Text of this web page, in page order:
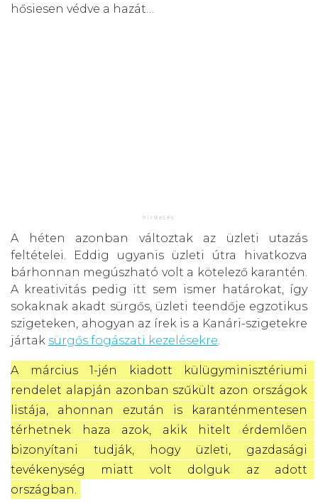
hősiesen védve a hazát…
A héten azonban változtak az üzleti utazás
feltételei. Eddig ugyanis üzleti útra hivatkozva
bárhonnan megúszható volt a kötelező karantén.
A kreativitás pedig itt sem ismer határokat, így
sokaknak akadt sürgős, üzleti teendője egzotikus
szigeteken, ahogyan az írek is a Kanári-szigetekre
jártak sürgős fogászati kezelésekre.
A március 1-jén kiadott külügyminisztériumi
rendelet alapján azonban szűkült azon országok
listája, ahonnan ezután is karanténmentesen
térhetnek haza azok, akik hitelt érdemlően
bizonyítani tudják, hogy üzleti, gazdasági
tevékenység miatt volt dolguk az adott
országban.